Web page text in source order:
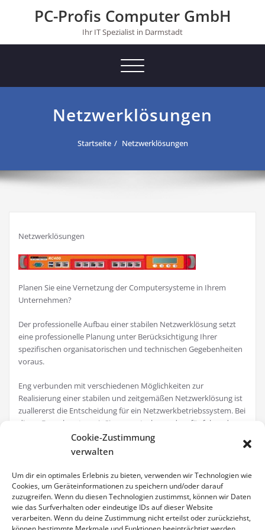
Cookie-Zustimmung
verwalten
Um dir ein optimales Erlebnis zu bieten, verwenden wir Technologien wie
Cookies, um Geräteinformationen zu speichern und/oder darauf
zuzugreifen. Wenn du diesen Technologien zustimmst, können wir Daten
wie das Surfverhalten oder eindeutige IDs auf dieser Website
verarbeiten. Wenn du deine Zustimmung nicht erteilst oder zurückziehst,
können bestimmte Merkmale und Funktionen beeinträchtigt werden.
PC-Profis Computer GmbH
Ihr IT Spezialist in Darmstadt
Toggle navigation
Netzwerklösungen
Startseite Netzwerklösungen
Netzwerklösungen
Planen Sie eine Vernetzung der Computersysteme in Ihrem
Unternehmen?
Der professionelle Aufbau einer stabilen Netzwerklösung setzt
eine professionelle Planung unter Berücksichtigung Ihrer
spezifischen organisatorischen und technischen Gegebenheiten
voraus.
Eng verbunden mit verschiedenen Möglichkeiten zur
Realisierung einer stabilen und zeitgemäßen Netzwerklösung ist
zuallererst die Entscheidung für ein Netzwerkbetriebssystem. Bei
dieser Frage beraten wir Sie gerne. Insbesondere für folgende
Netzwerkbetriebssysteme kann Ihnen unser Haus fundiertes
Know-how zur Verfügung stellen:
– Microsoft Windows Server
– VMware
– Firewall-Lösungen